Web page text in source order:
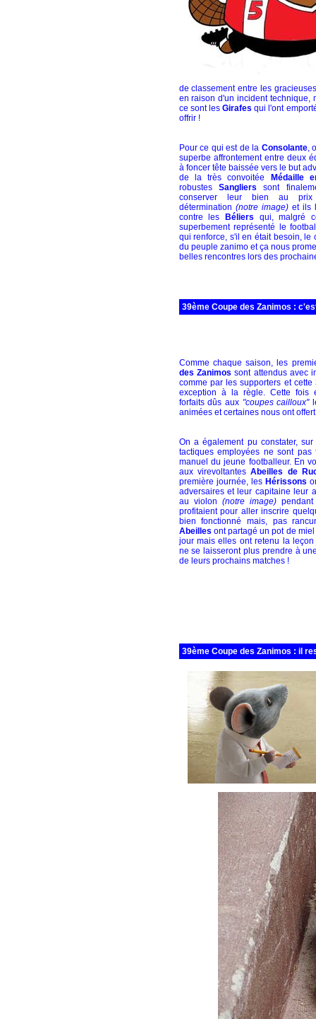
de classement entre les
en raison d'un incident technique,
ce sont lesGirafes qui l'ont
offrir !
Pour ce qui est de la Consolante,
superbe affrontement entre deux
à foncer tête baissée vers le but
de la très convoitée
Médaille
robustes Sangliers sont
conserver leur bien au prix
détermination (notre image)et ils
contre les
Béliers qui, malgré
superbement représenté le
qui renforce, s'il en était besoin, le
du peuple zanimo et ça nous
belles rencontres lors des
39ème Coupe des Zanimos :
Comme chaque saison, les
des Zanimos sont attendus avec
comme par les supporters et
exception à la règle. Cette fois
forfaits dûs aux "coupes cailloux"
animées et certaines nous ont
On a également pu constater,
tactiques employées ne sont
manuel du jeune footballeur. En
aux virevoltantesAbeilles de
première journée, les Hérissons
adversaires et leur capitaine leur
au violon (notre image)pendant
profitaient pour aller inscrire
bien fonctionné mais, pas
Abeilles ont partagé un pot de
jour mais elles ont retenu la
ne se laisseront plus prendre à
de leurs prochains matches !
39ème Coupe des Zanimos : il